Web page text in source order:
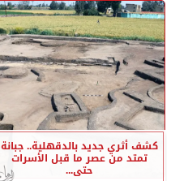
كشف أثري جديد بالدقهلية.. جبانة
تمتد من عصر ما قبل الأسرات
حتى...